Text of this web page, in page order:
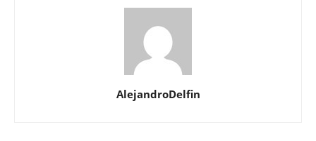
AlejandroDelfin